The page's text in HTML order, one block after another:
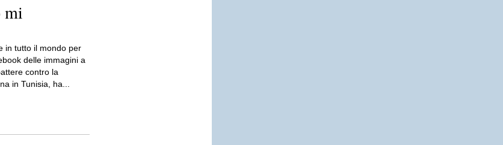
mi
in tutto il mondo per
delle immagini a
contro la
in Tunisia, ha...